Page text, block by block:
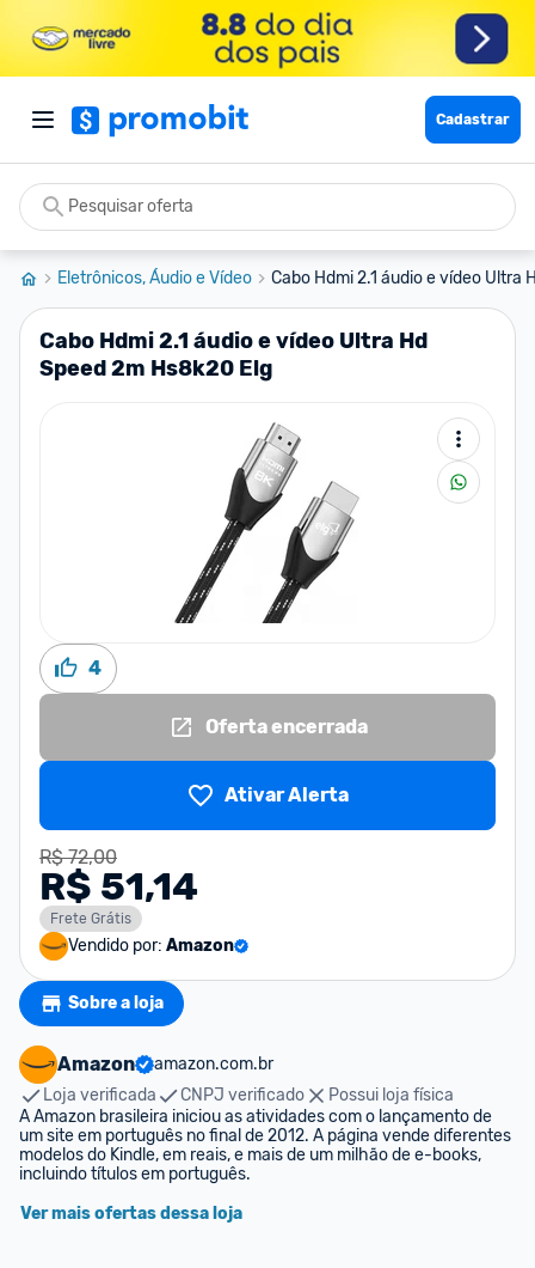
Cadastrar
Eletrônicos, Áudio e Vídeo Cabo Hdmi 2.1 áudio e vídeo Ultra
Cabo Hdmi 2.1 áudio e vídeo Ultra Hd
Speed 2m Hs8k20 Elg
4
Oferta encerrada
Ativar Alerta
R$ 72,00
R$ 51,14
Frete Grátis
Vendido por: Amazon
Sobre a loja
Amazon
amazon.com.br
Loja verificada
CNPJ verificado
Possui loja física
A Amazon brasileira iniciou as atividades com o lançamento de
um site em português no final de 2012. A página vende diferentes
modelos do Kindle, em reais, e mais de um milhão de e-books,
incluindo títulos em português.
Ver mais ofertas dessa loja